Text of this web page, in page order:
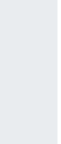
Yerel
Yerel
Canlı